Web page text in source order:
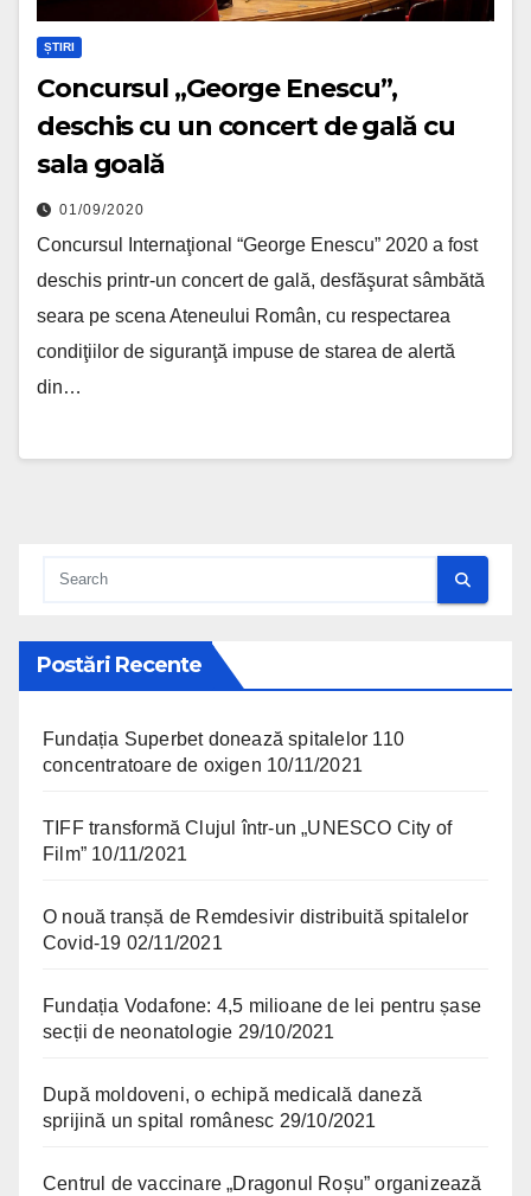
ȘTIRI
Concursul „George Enescu”,
deschis cu un concert de gală cu
sala goală
01/09/2020
Concursul Internaţional “George Enescu” 2020 a fost
deschis printr-un concert de gală, desfăşurat sâmbătă
seara pe scena Ateneului Român, cu respectarea
condiţiilor de siguranţă impuse de starea de alertă
din…
Postări Recente
Fundația Superbet donează spitalelor 110
concentratoare de oxigen 10/11/2021
TIFF transformă Clujul într-un „UNESCO City of
Film” 10/11/2021
O nouă tranșă de Remdesivir distribuită spitalelor
Covid-19 02/11/2021
Fundația Vodafone: 4,5 milioane de lei pentru șase
secții de neonatologie 29/10/2021
După moldoveni, o echipă medicală daneză
sprijină un spital românesc 29/10/2021
Centrul de vaccinare „Dragonul Roșu” organizează